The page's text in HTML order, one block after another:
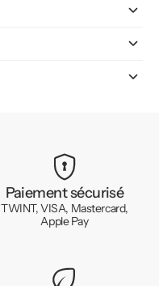
Paiement sécurisé
TWINT, VISA, Mastercard,
Apple Pay